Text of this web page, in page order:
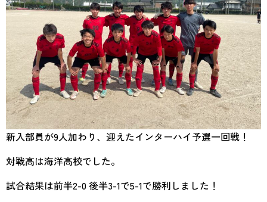
新入部員が9人加わり、迎えたインターハイ予選一回戦！
対戦高は海洋高校でした。
試合結果は前半2-0 後半3-1で5-1で勝利しました！